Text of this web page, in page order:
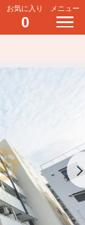
お気に入り
0
メニュー